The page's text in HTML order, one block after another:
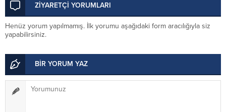
ZİYARETÇİ YORUMLARI
Henüz yorum yapılmamış. İlk yorumu aşağıdaki form aracılığıyla siz
yapabilirsiniz.
BİR YORUM YAZ